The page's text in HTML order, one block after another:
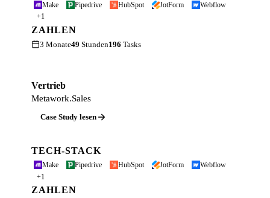
Make Pipedrive HubSpot JotForm
Webflow
+1
ZAHLEN
3 Monate49 Stunden196 Tasks
Vertrieb
Metawork.Sales
Case Study lesen
TECH-STACK
Make Pipedrive HubSpot JotForm
Webflow
+1
ZAHLEN